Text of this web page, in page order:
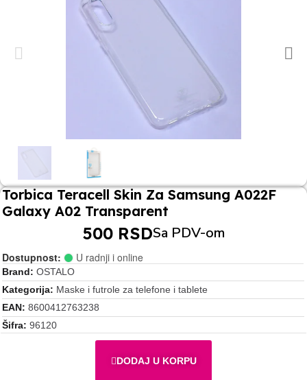
Torbica Teracell Skin Za Samsung A022F
Galaxy A02 Transparent
500 RSDSa PDV-om
Dostupnost: U radnji i online
Brand
OSTALO
Kategorija
Maske i futrole za telefone i tablete
EAN 8600412763238
Šifra 96120
DODAJ U KORPU